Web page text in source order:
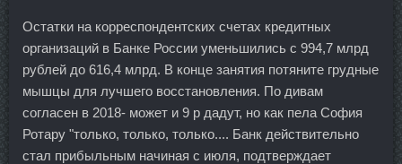
Остатки на корреспондентских счетах кредитных
организаций в Банке России уменьшились с 994,7 млрд
рублей до 616,4 млрд. В конце занятия потяните грудные
мышцы для лучшего восстановления. По дивам
согласен в 2018- может и 9 р дадут, но как пела София
Ротару "только, только, только.... Банк действительно
стал прибыльным начиная с июля, подтверждает